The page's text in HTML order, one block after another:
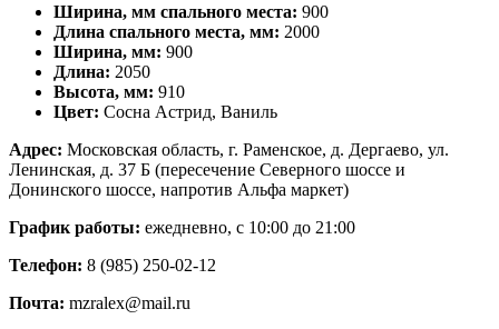
Ширина, мм спального места: 900
Длина спального места, мм: 2000
Ширина, мм: 900
Длина: 2050
Высота, мм: 910
Цвет: Сосна Астрид, Ваниль
Адрес: Московская область, г. Раменское, д. Дергаево, ул.
Ленинская, д. 37 Б (пересечение Северного шоссе и
Донинского шоссе, напротив Альфа маркет)
График работы: ежедневно, с 10:00 до 21:00
Телефон: 8 (985) 250-02-12
Почта: mzralex@mail.ru